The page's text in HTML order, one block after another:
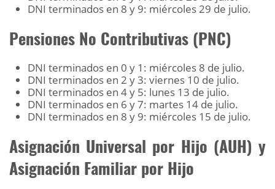
DNI terminados en 8 y 9: miércoles 29 de julio.
Pensiones No Contributivas (PNC)
DNI terminados en 0 y 1: miércoles 8 de julio.
DNI terminados en 2 y 3: viernes 10 de julio.
DNI terminados en 4 y 5: lunes 13 de julio.
DNI terminados en 6 y 7: martes 14 de julio.
DNI terminados en 8 y 9: miércoles 15 de julio.
Asignación Universal por Hijo (AUH) y
Asignación Familiar por Hijo